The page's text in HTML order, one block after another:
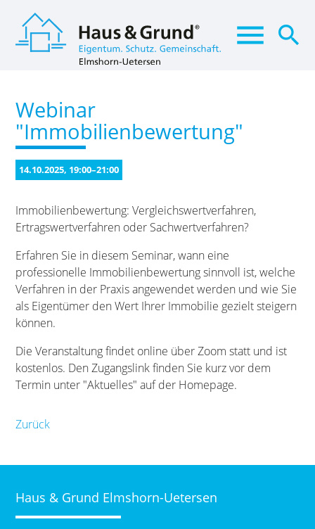
menu search
Suchbegriffe
Webinar
"Immobilienbewertung"
14.10.2025, 19:00–21:00
Immobilienbewertung: Vergleichswertverfahren,
Ertragswertverfahren oder Sachwertverfahren?
Erfahren Sie in diesem Seminar, wann eine
professionelle Immobilienbewertung sinnvoll ist, welche
Verfahren in der Praxis angewendet werden und wie Sie
als Eigentümer den Wert Ihrer Immobilie gezielt steigern
können.
Die Veranstaltung findet online über Zoom statt und ist
kostenlos. Den Zugangslink finden Sie kurz vor dem
Termin unter "Aktuelles" auf der Homepage.
Zurück
Haus & Grund Elmshorn-Uetersen